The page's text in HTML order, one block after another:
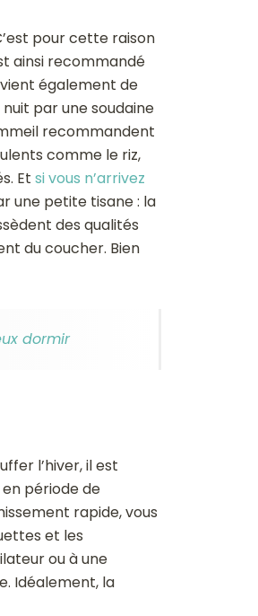
pour cette raison
ainsi recommandé
également de
par une soudaine
recommandent
comme le riz,
Et si vous n’arrivez
une petite tisane : la
des qualités
du coucher. Bien
dormir
l’hiver, il est
période de
rapide, vous
et les
ou à une
Idéalement, la